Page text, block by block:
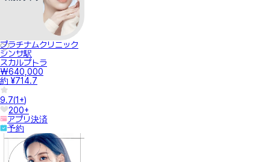
プラチナムクリニック
シンサ駅
スカルプトラ
₩640,000
約 ¥714.7
9.7(1+)
200+
アプリ決済
予約